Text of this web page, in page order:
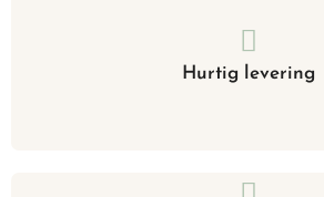
Hurtig levering